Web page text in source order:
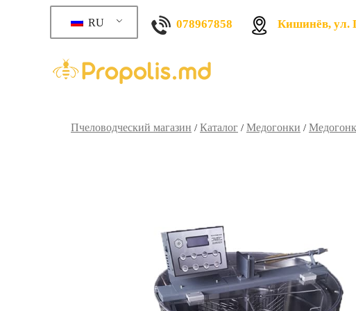
RU 078967858 Кишинёв, ул.
Пчеловодческий магазин / Каталог / Медогонки /